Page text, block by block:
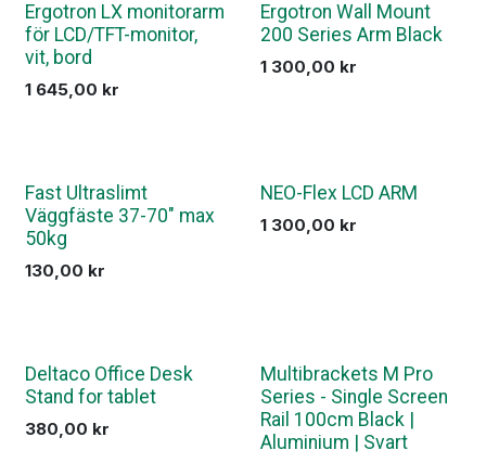
Ergotron LX monitorarm
för LCD/TFT-monitor,
vit, bord
1 645,00 kr
Ergotron Wall Mount
200 Series Arm Black
1 300,00 kr
Fast Ultraslimt
Väggfäste 37-70" max
50kg
130,00 kr
NEO-Flex LCD ARM
1 300,00 kr
Deltaco Office Desk
Stand for tablet
380,00 kr
Multibrackets M Pro
Series - Single Screen
Rail 100cm Black |
Aluminium | Svart